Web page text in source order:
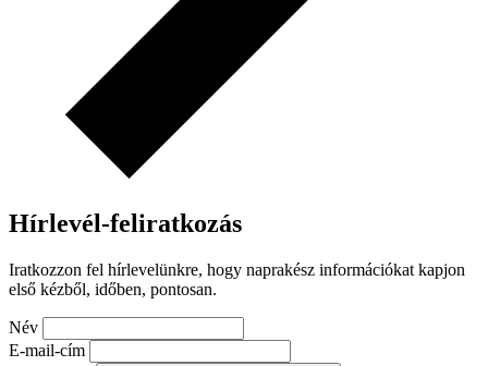
Hírlevél-feliratkozás
Iratkozzon fel hírlevelünkre, hogy naprakész információkat kapjon
első kézből, időben, pontosan.
Név
E-mail-cím